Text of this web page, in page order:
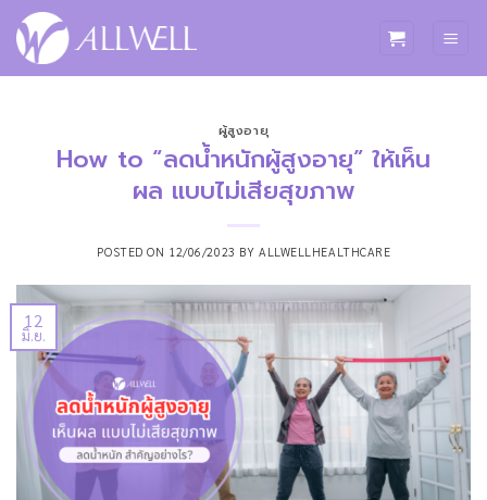
ข้าม
ไป
ผู้สูงอายุ
How to “ลดน้ำหนักผู้สูงอายุ” ให้เห็น
ผล แบบไม่เสียสุขภาพ
POSTED ON 12/06/2023 BY ALLWELLHEALTHCARE
12
มิ.ย.